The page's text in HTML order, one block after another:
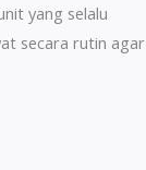
yang selalu
secara rutin agar